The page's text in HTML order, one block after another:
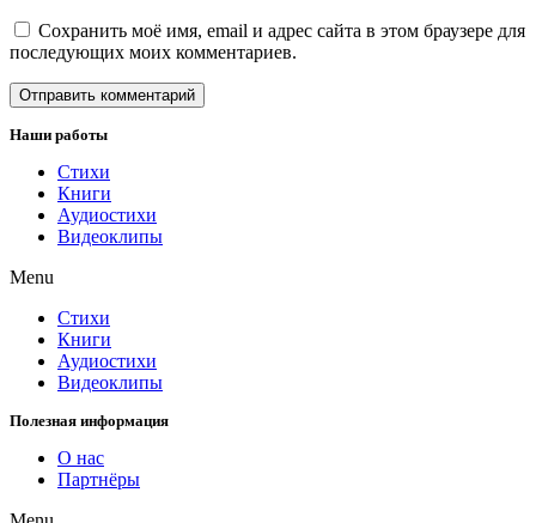
Сохранить моё имя, email и адрес сайта в этом браузере для
последующих моих комментариев.
Наши работы
Стихи
Книги
Аудиостихи
Видеоклипы
Menu
Стихи
Книги
Аудиостихи
Видеоклипы
Полезная информация
О нас
Партнёры